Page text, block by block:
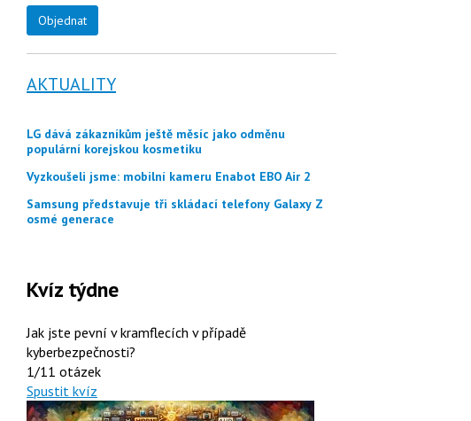
Objednat
AKTUALITY
LG dává zákazníkům ještě měsíc jako odměnu
populární korejskou kosmetiku
Vyzkoušeli jsme: mobilní kameru Enabot EBO Air 2
Samsung představuje tři skládací telefony Galaxy Z
osmé generace
Kvíz týdne
Jak jste pevní v kramflecích v případě
kyberbezpečnosti?
1/11 otázek
Spustit kvíz